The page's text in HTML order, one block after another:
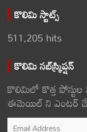
కొలిమి స్టాట్స్
511,205 hits
కొలిమి సబ్‌స్క్రిప్షన్
కొలిమిలో కొత్త
ఈమెయిల్ ని ఎంటర్
Email